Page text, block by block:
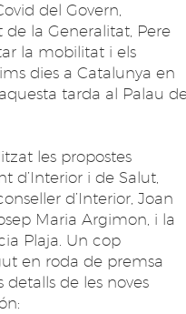
del Govern,
la Generalitat, Pere
la mobilitat i els
dies a Catalunya en
tarda al Palau
les propostes
d’Interior i de Salut,
d’Interior, Joan
Maria Argimon, i la
Plaja. Un cop
en roda de premsa
de les noves